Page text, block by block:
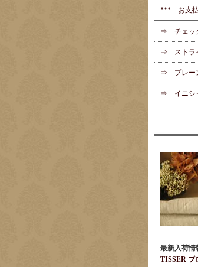
*** お支払
⇒ チェッ
⇒ ストラ
⇒ プレー
⇒ イニシ
最新入荷情
TISSER ブ